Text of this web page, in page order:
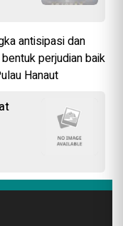
antisipasi dan
perjudian baik
Hanaut